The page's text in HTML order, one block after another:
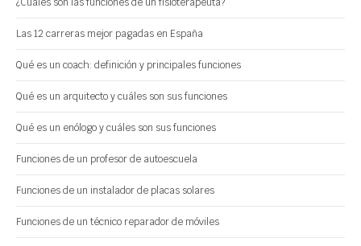
¿Cuáles son las funciones de un fisioterapeuta?
Las 12 carreras mejor pagadas en España
Qué es un coach: definición y principales funciones
Qué es un arquitecto y cuáles son sus funciones
Qué es un enólogo y cuáles son sus funciones
Funciones de un profesor de autoescuela
Funciones de un instalador de placas solares
Funciones de un técnico reparador de móviles